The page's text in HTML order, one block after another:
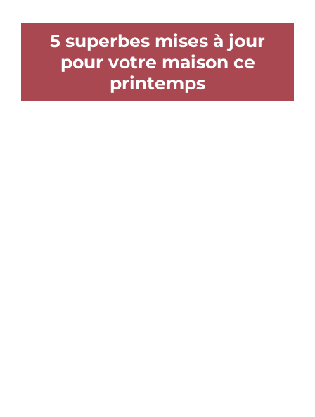
5 superbes mises à jour
pour votre maison ce
printemps